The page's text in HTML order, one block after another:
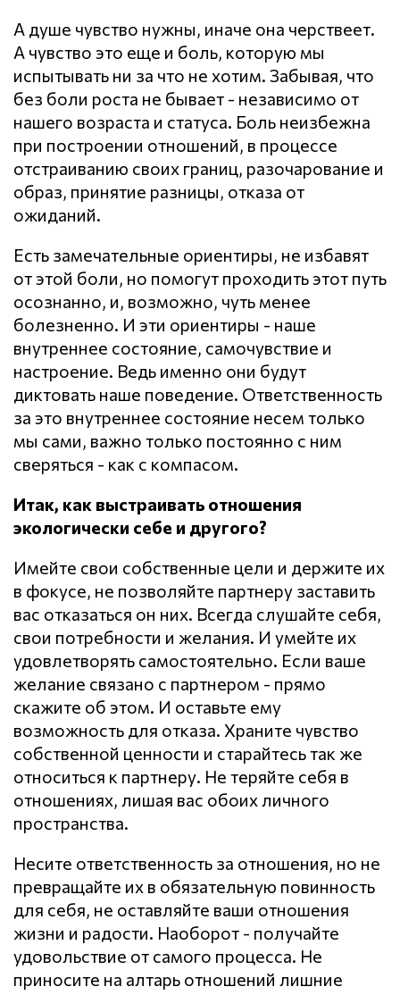
А душе чувство нужны, иначе она черствеет.
А чувство это еще и боль, которую мы
испытывать ни за что не хотим. Забывая, что
без боли роста не бывает - независимо от
нашего возраста и статуса. Боль неизбежна
при построении отношений, в процессе
отстраиванию своих границ, разочарование и
образ, принятие разницы, отказа от
ожиданий.
Есть замечательные ориентиры, не избавят
от этой боли, но помогут проходить этот путь
осознанно, и, возможно, чуть менее
болезненно. И эти ориентиры - наше
внутреннее состояние, самочувствие и
настроение. Ведь именно они будут
диктовать наше поведение. Ответственность
за это внутреннее состояние несем только
мы сами, важно только постоянно с ним
сверяться - как с компасом.
Итак, как выстраивать отношения
экологически себе и другого?
Имейте свои собственные цели и держите их
в фокусе, не позволяйте партнеру заставить
вас отказаться он них. Всегда слушайте себя,
свои потребности и желания. И умейте их
удовлетворять самостоятельно. Если ваше
желание связано с партнером - прямо
скажите об этом. И оставьте ему
возможность для отказа. Храните чувство
собственной ценности и старайтесь так же
относиться к партнеру. Не теряйте себя в
отношениях, лишая вас обоих личного
пространства.
Несите ответственность за отношения, но не
превращайте их в обязательную повинность
для себя, не оставляйте ваши отношения
жизни и радости. Наоборот - получайте
удовольствие от самого процесса. Не
приносите на алтарь отношений лишние